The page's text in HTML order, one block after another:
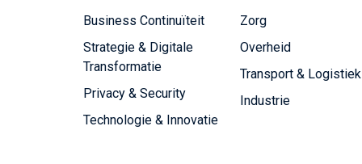
Business Continuïteit
Strategie & Digitale
Transformatie
Privacy & Security
Technologie & Innovatie
Zorg
Overheid
Transport & Logistiek
Industrie